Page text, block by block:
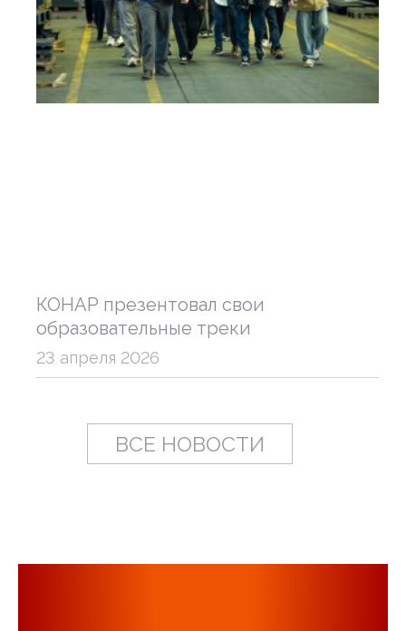
КОНАР презентовал свои
образовательные треки
23 апреля 2026
ВСЕ НОВОСТИ